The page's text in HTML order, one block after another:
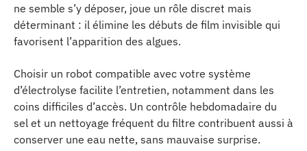
ne semble s’y déposer, joue un rôle discret mais
déterminant : il élimine les débuts de film invisible qui
favorisent l’apparition des algues.
Choisir un robot compatible avec votre système
d’électrolyse facilite l’entretien, notamment dans les
coins difficiles d’accès. Un contrôle hebdomadaire du
sel et un nettoyage fréquent du filtre contribuent aussi à
conserver une eau nette, sans mauvaise surprise.